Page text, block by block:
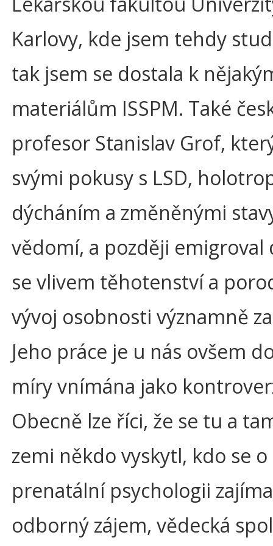
Karlovy, kde jsem tehdy
tak jsem se dostala k
materiálům ISSPM. Také
profesor Stanislav Grof,
svými pokusy s LSD,
dýcháním a změněnými
vědomí, a později emigroval
se vlivem těhotenství a
vývoj osobnosti významně
Jeho práce je u nás ovšem
míry vnímána jako
Obecně lze říci, že se tu a
zemi někdo vyskytl, kdo se o
prenatální psychologii
odborný zájem, vědecká